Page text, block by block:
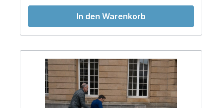
In den Warenkorb